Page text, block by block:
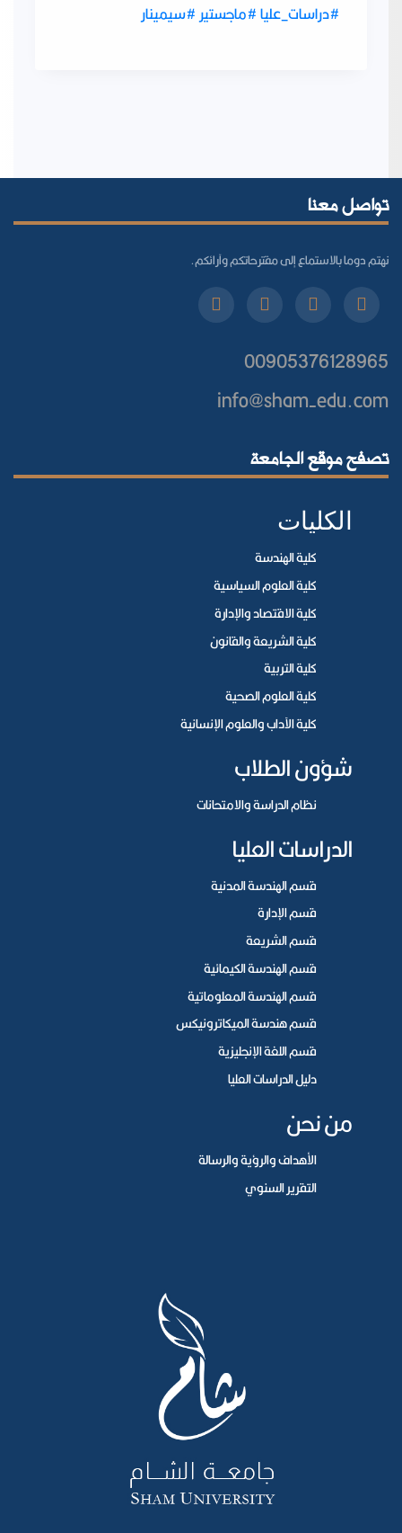
#دراسات_عليا#ماجستير#سيمينار
تواصل معنا
نهتم دوما بالاستماع إلى مقترحاتكم وآرائكم.
00905376128965
info@sham-edu.com
تصفح موقع الجامعة
الكليات
كلية الهندسة
كلية العلوم السياسية
كلية الاقتصاد والإدارة
كلية الشريعة والقانون
كلية التربية
كلية العلوم الصحية
كلية الآداب والعلوم الإنسانية
شؤون الطلاب
نظام الدراسة والامتحانات
الدراسات العليا
قسم الهندسة المدنية
قسم الإدارة
قسم الشريعة
قسم الهندسة الكيمائية
قسم الهندسة المعلوماتية
قسم هندسة الميكاترونيكس
قسم اللغة الإنجليزية
دليل الدراسات العليا
من نحن
الأهداف والرؤية والرسالة
التقرير السنوي